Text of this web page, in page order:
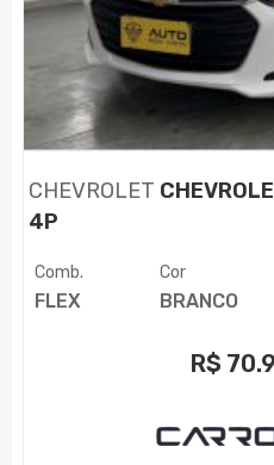
CHEVROLET
4P
Comb.
FLEX
Cor
BRANCO
R$